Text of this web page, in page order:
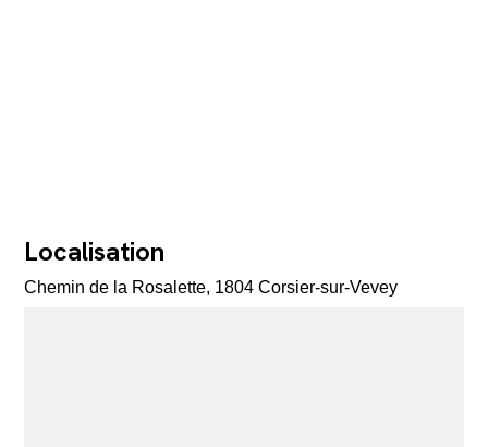
Localisation
Chemin de la Rosalette, 1804 Corsier-sur-Vevey